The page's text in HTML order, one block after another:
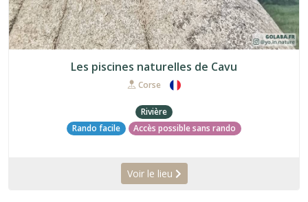
Les piscines naturelles de Cavu
Corse
Rivière
Rando facile
Accès possible sans rando
Voir le lieu